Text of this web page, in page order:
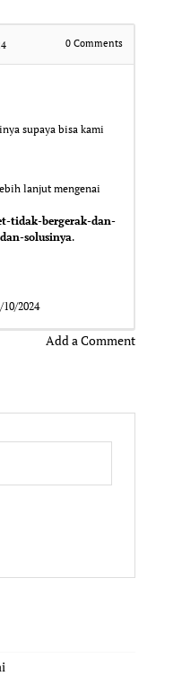
0Comments
supaya bisa kami
lanjut mengenai
tidak-bergerak-dan-
solusinya.
10/2024
Add a Comment